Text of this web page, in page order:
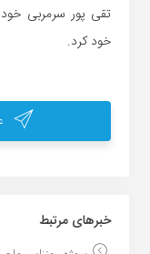
تقی پور سرمربی
خود کرد.
خبر‌های مرتبط